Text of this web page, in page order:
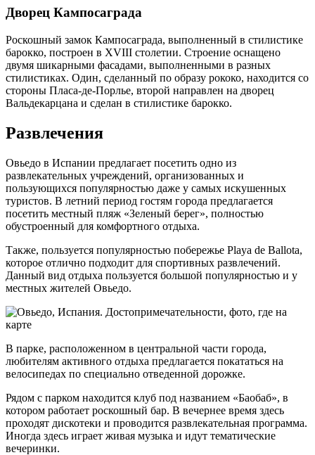
Дворец Кампосаграда
Роскошный замок Кампосаграда, выполненный в стилистике
барокко, построен в XVIII столетии. Строение оснащено
двумя шикарными фасадами, выполненными в разных
стилистиках. Один, сделанный по образу рококо, находится со
стороны Пласа-де-Порлье, второй направлен на дворец
Вальдекарцана и сделан в стилистике барокко.
Развлечения
Овьедо в Испании предлагает посетить одно из
развлекательных учреждений, организованных и
пользующихся популярностью даже у самых искушенных
туристов. В летний период гостям города предлагается
посетить местный пляж «Зеленый берег», полностью
обустроенный для комфортного отдыха.
Также, пользуется популярностью побережье Playa de Ballota,
которое отлично подходит для спортивных развлечений.
Данный вид отдыха пользуется большой популярностью и у
местных жителей Овьедо.
В парке, расположенном в центральной части города,
любителям активного отдыха предлагается покататься на
велосипедах по специально отведенной дорожке.
Рядом с парком находится клуб под названием «Баобаб», в
котором работает роскошный бар. В вечернее время здесь
проходят дискотеки и проводится развлекательная программа.
Иногда здесь играет живая музыка и идут тематические
вечеринки.